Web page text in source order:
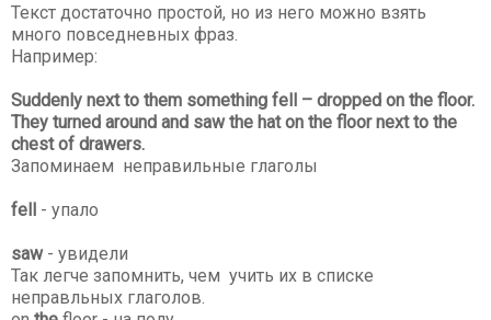
Текст достаточно простой, но из него можно взять
много повседневных фраз.
Например:
Suddenly next to them something fell – dropped on the floor.
They turned around and saw the hat on the floor next to the
chest of drawers.
Запоминаем неправильные глаголы
fell - упало
saw- увидели
Так легче запомнить, чем учить их в списке
неправльных глаголов.